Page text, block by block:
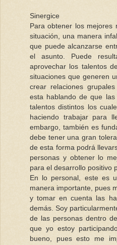
Sinergice
Para obtener los mejores
situación, una manera
que puede alcanzarse
el asunto. Puede
aprovechar los talentos
situaciones que generen
crear relaciones
esta hablando de que
talentos distintos los
haciendo trabajar para
embargo, también es
debe tener una gran
de esta forma podrá
personas y obtener lo
para el desarrollo positivo
En lo personal, este es
manera importante, pues
y tomar en cuenta las
demás. Soy
de las personas dentro
que yo estoy
bueno, pues esto me